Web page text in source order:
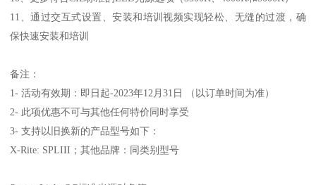
11、通过交互式设置、安装和培训视频实现轻松、无缝的过渡，确
保快速安装和培训
备注：
1-活动有效期：即日起-2023年12 月31 日 （以订单时间为准）
2- 此项优惠不可与其他任何特价同时享受
3-支持以旧换新的产品型号如下：
X-Rite: SPLIII ；其他品牌：同类别型号